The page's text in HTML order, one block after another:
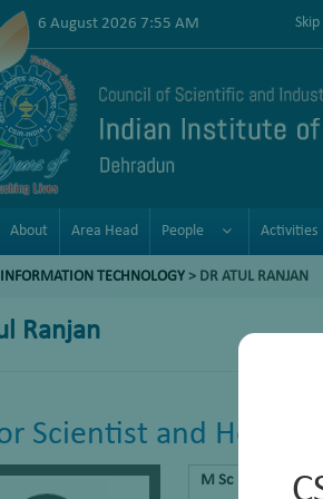
6 August 2026 7:55 AM
About Area Head People Activities
INFORMATION TECHNOLOGY > DR ATUL RANJAN
Ranjan
Scientist and Head
M Sc